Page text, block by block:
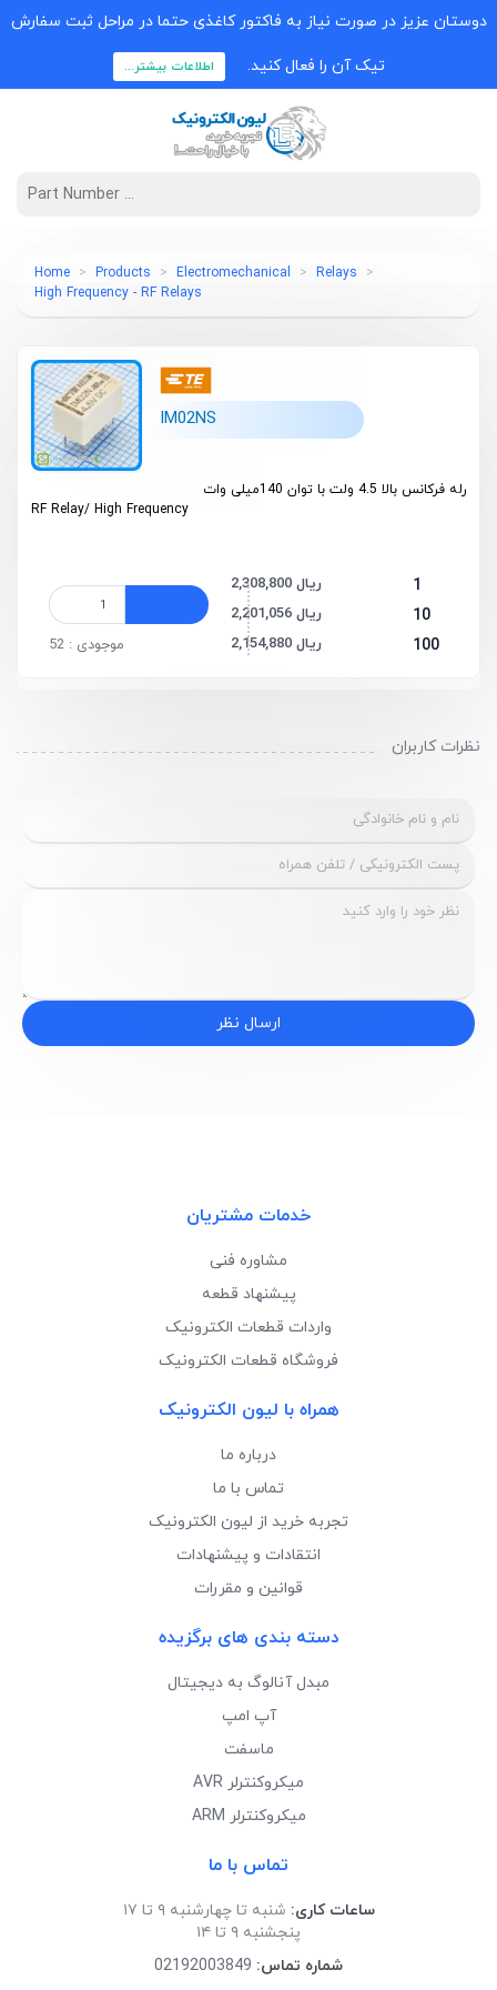
دوستان عزیز در صورت نیاز به فاکتور کاغذی حتما در مراحل ثبت سفارش
تیک آن را فعال کنید. اطلاعات بیشتر...
Home Products Electromechanical
Relays
High Frequency - RF Relays
IM02NS
رله فرکانس بالا 4.5 ولت با توان 140میلی وات
RF Relay/ High Frequency
1 2,308,800 ریال
10 2,201,056 ریال
100 2,154,880 ریال موجودی : 52
نظرات کاربران
ارسال نظر
خدمات مشتریان
مشاوره فنی
پیشنهاد قطعه
واردات قطعات الکترونیک
فروشگاه قطعات الکترونیک
همراه با لیون الکترونیک
درباره ما
تماس با ما
تجربه خرید از لیون الکترونیک
انتقادات و پیشنهادات
قوانین و مقررات
دسته بندی های برگزیده
مبدل آنالوگ به دیجیتال
آپ امپ
ماسفت
میکروکنترلر AVR
میکروکنترلر ARM
تماس با ما
ساعات کاری: شنبه تا چهارشنبه ۹ تا ۱۷
پنجشنبه ۹ تا ۱۴
شماره تماس: 02192003849